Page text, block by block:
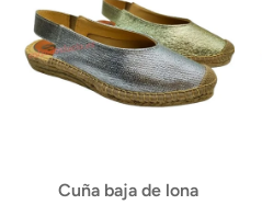
Cuña baja de lona